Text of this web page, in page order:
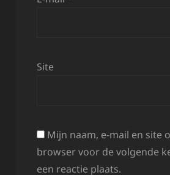
Site
Mijn naam, e-mail en site
browser voor de volgende
een reactie plaats.